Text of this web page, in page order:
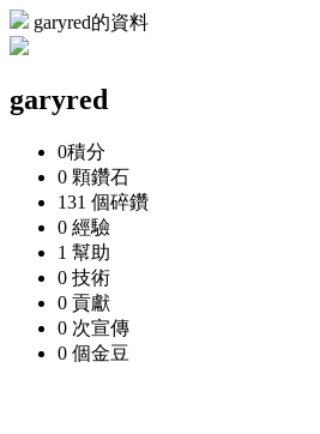
garyred的資料
garyred
0積分
0 顆鑽石
131 個碎鑽
0 經驗
1 幫助
0 技術
0 貢獻
0 次宣傳
0 個金豆